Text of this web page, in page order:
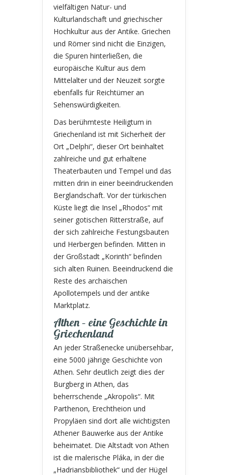
vielfältigen Natur- und
Kulturlandschaft und griechischer
Hochkultur aus der Antike. Griechen
und Römer sind nicht die Einzigen,
die Spuren hinterließen, die
europäische Kultur aus dem
Mittelalter und der Neuzeit sorgte
ebenfalls für Reichtümer an
Sehenswürdigkeiten.
Das berühmteste Heiligtum in
Griechenland ist mit Sicherheit der
Ort „Delphi“, dieser Ort beinhaltet
zahlreiche und gut erhaltene
Theaterbauten und Tempel und das
mitten drin in einer beeindruckenden
Berglandschaft. Vor der türkischen
Küste liegt die Insel „Rhodos“ mit
seiner gotischen Ritterstraße, auf
der sich zahlreiche Festungsbauten
und Herbergen befinden. Mitten in
der Großstadt „Korinth“ befinden
sich alten Ruinen. Beeindruckend die
Reste des archaischen
Apollotempels und der antike
Marktplatz.
Athen – eine Geschichte in
Griechenland
An jeder Straßenecke unübersehbar,
eine 5000 jährige Geschichte von
Athen. Sehr deutlich zeigt dies der
Burgberg in Athen, das
beherrschende „Akropolis“. Mit
Parthenon, Erechtheion und
Propyläen sind dort alle wichtigsten
Athener Bauwerke aus der Antike
beheimatet. Die Altstadt von Athen
ist die malerische Pláka, in der die
„Hadriansbibliothek“ und der Hügel